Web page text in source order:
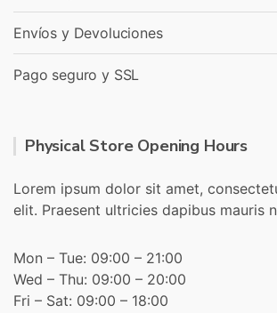
Envíos y Devoluciones
Pago seguro y SSL
Physical Store Opening Hours
Lorem ipsum dolor sit amet,
elit. Praesent ultricies dapibus mauris
Mon – Tue: 09:00 – 21:00
Wed – Thu: 09:00 – 20:00
Fri – Sat: 09:00 – 18:00